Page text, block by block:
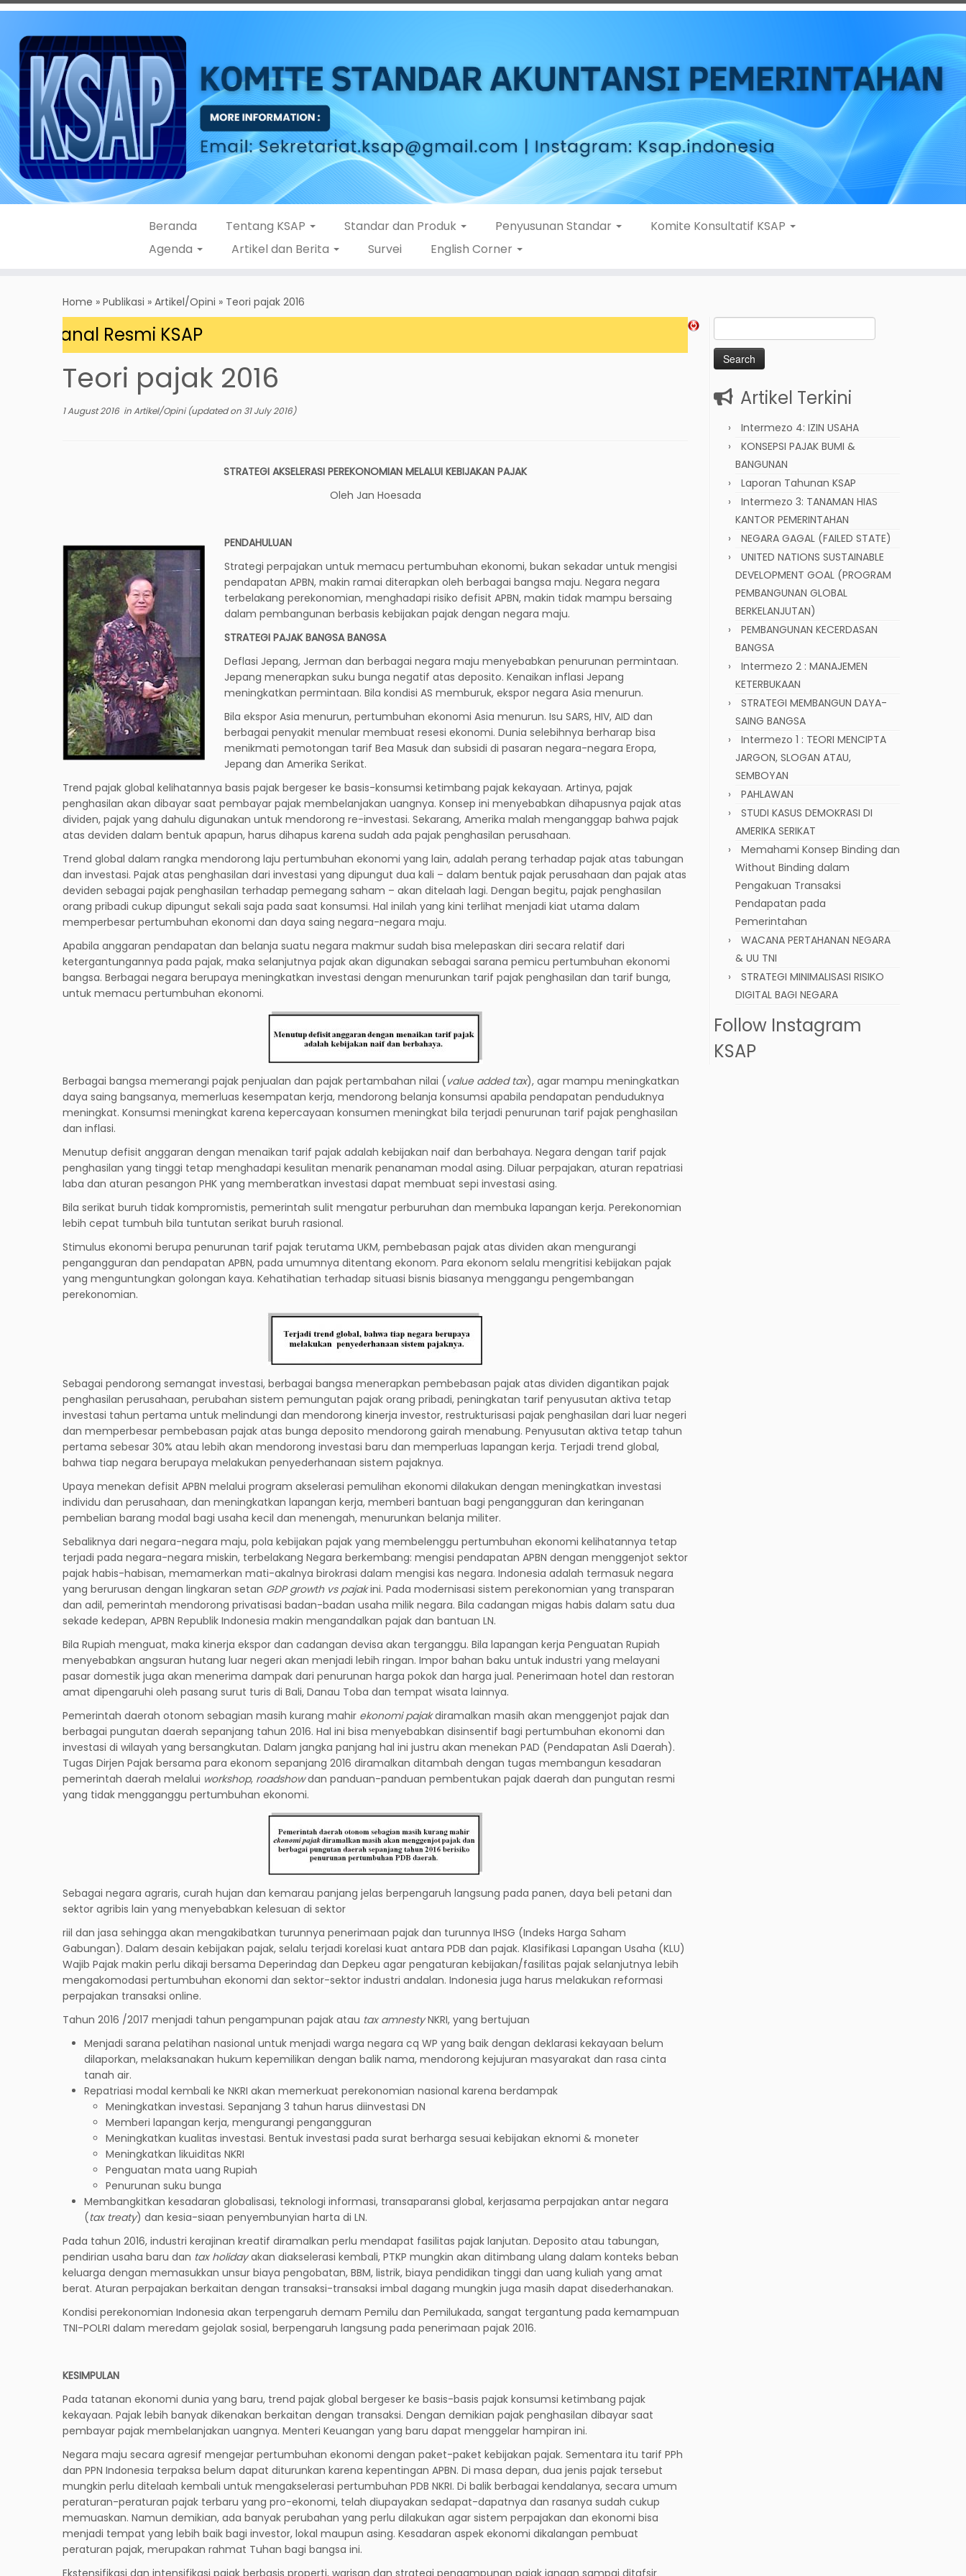
Beranda Tentang KSAP Standar dan Produk Penyusunan Standar
Komite Konsultatif KSAP
Agenda
Artikel dan Berita Survei English Corner
Home » Publikasi » Artikel/Opini » Teori pajak 2016
Resmi KSAP
Teori pajak 2016
1 August 2016inArtikel/Opini(updated on 31 July 2016)
STRATEGI AKSELERASI PEREKONOMIAN MELALUI KEBIJAKAN PAJAK
Oleh Jan Hoesada
PENDAHULUAN
Strategi perpajakan untuk memacu pertumbuhan ekonomi, bukan sekadar untuk mengisi
pendapatan APBN, makin ramai diterapkan oleh berbagai bangsa maju. Negara negara
terbelakang perekonomian, menghadapi risiko defisit APBN, makin tidak mampu bersaing
dalam pembangunan berbasis kebijakan pajak dengan negara maju.
STRATEGI PAJAK BANGSA BANGSA
Deflasi Jepang, Jerman dan berbagai negara maju menyebabkan penurunan permintaan.
Jepang menerapkan suku bunga negatif atas deposito. Kenaikan inflasi Jepang
meningkatkan permintaan. Bila kondisi AS memburuk, ekspor negara Asia menurun.
Bila ekspor Asia menurun, pertumbuhan ekonomi Asia menurun. Isu SARS, HIV, AID dan
berbagai penyakit menular membuat resesi ekonomi. Dunia selebihnya berharap bisa
menikmati pemotongan tarif Bea Masuk dan subsidi di pasaran negara-negara Eropa,
Jepang dan Amerika Serikat.
Trend pajak global kelihatannya basis pajak bergeser ke basis-konsumsi ketimbang pajak kekayaan. Artinya, pajak
penghasilan akan dibayar saat pembayar pajak membelanjakan uangnya. Konsep ini menyebabkan dihapusnya pajak atas
dividen, pajak yang dahulu digunakan untuk mendorong re-investasi. Sekarang, Amerika malah menganggap bahwa pajak
atas deviden dalam bentuk apapun, harus dihapus karena sudah ada pajak penghasilan perusahaan.
Trend global dalam rangka mendorong laju pertumbuhan ekonomi yang lain, adalah perang terhadap pajak atas tabungan
dan investasi. Pajak atas penghasilan dari investasi yang dipungut dua kali – dalam bentuk pajak perusahaan dan pajak atas
deviden sebagai pajak penghasilan terhadap pemegang saham – akan ditelaah lagi. Dengan begitu, pajak penghasilan
orang pribadi cukup dipungut sekali saja pada saat konsumsi. Hal inilah yang kini terlihat menjadi kiat utama dalam
memperbesar pertumbuhan ekonomi dan daya saing negara-negara maju.
Apabila anggaran pendapatan dan belanja suatu negara makmur sudah bisa melepaskan diri secara relatif dari
ketergantungannya pada pajak, maka selanjutnya pajak akan digunakan sebagai sarana pemicu pertumbuhan ekonomi
bangsa. Berbagai negara berupaya meningkatkan investasi dengan menurunkan tarif pajak penghasilan dan tarif bunga,
untuk memacu pertumbuhan ekonomi.
Berbagai bangsa memerangi pajak penjualan dan pajak pertambahan nilai ( value added tax), agar mampu meningkatkan
daya saing bangsanya, memerluas kesempatan kerja, mendorong belanja konsumsi apabila pendapatan penduduknya
meningkat. Konsumsi meningkat karena kepercayaan konsumen meningkat bila terjadi penurunan tarif pajak penghasilan
dan inflasi.
Menutup defisit anggaran dengan menaikan tarif pajak adalah kebijakan naif dan berbahaya. Negara dengan tarif pajak
penghasilan yang tinggi tetap menghadapi kesulitan menarik penanaman modal asing. Diluar perpajakan, aturan repatriasi
laba dan aturan pesangon PHK yang memberatkan investasi dapat membuat sepi investasi asing.
Bila serikat buruh tidak kompromistis, pemerintah sulit mengatur perburuhan dan membuka lapangan kerja. Perekonomian
lebih cepat tumbuh bila tuntutan serikat buruh rasional.
Stimulus ekonomi berupa penurunan tarif pajak terutama UKM, pembebasan pajak atas dividen akan mengurangi
pengangguran dan pendapatan APBN, pada umumnya ditentang ekonom. Para ekonom selalu mengritisi kebijakan pajak
yang menguntungkan golongan kaya. Kehatihatian terhadap situasi bisnis biasanya menggangu pengembangan
perekonomian.
Sebagai pendorong semangat investasi, berbagai bangsa menerapkan pembebasan pajak atas dividen digantikan pajak
penghasilan perusahaan, perubahan sistem pemungutan pajak orang pribadi, peningkatan tarif penyusutan aktiva tetap
investasi tahun pertama untuk melindungi dan mendorong kinerja investor, restrukturisasi pajak penghasilan dari luar negeri
dan memperbesar pembebasan pajak atas bunga deposito mendorong gairah menabung. Penyusutan aktiva tetap tahun
pertama sebesar 30% atau lebih akan mendorong investasi baru dan memperluas lapangan kerja. Terjadi trend global,
bahwa tiap negara berupaya melakukan penyederhanaan sistem pajaknya.
Upaya menekan defisit APBN melalui program akselerasi pemulihan ekonomi dilakukan dengan meningkatkan investasi
individu dan perusahaan, dan meningkatkan lapangan kerja, memberi bantuan bagi pengangguran dan keringanan
pembelian barang modal bagi usaha kecil dan menengah, menurunkan belanja militer.
Sebaliknya dari negara-negara maju, pola kebijakan pajak yang membelenggu pertumbuhan ekonomi kelihatannya tetap
terjadi pada negara-negara miskin, terbelakang Negara berkembang: mengisi pendapatan APBN dengan menggenjot sektor
pajak habis-habisan, memamerkan mati-akalnya birokrasi dalam mengisi kas negara. Indonesia adalah termasuk negara
yang berurusan dengan lingkaran setan GDP growth vs pajakini. Pada modernisasi sistem perekonomian yang transparan
dan adil, pemerintah mendorong privatisasi badan-badan usaha milik negara. Bila cadangan migas habis dalam satu dua
sekade kedepan, APBN Republik Indonesia makin mengandalkan pajak dan bantuan LN.
Bila Rupiah menguat, maka kinerja ekspor dan cadangan devisa akan terganggu. Bila lapangan kerja Penguatan Rupiah
menyebabkan angsuran hutang luar negeri akan menjadi lebih ringan. Impor bahan baku untuk industri yang melayani
pasar domestik juga akan menerima dampak dari penurunan harga pokok dan harga jual. Penerimaan hotel dan restoran
amat dipengaruhi oleh pasang surut turis di Bali, Danau Toba dan tempat wisata lainnya.
Pemerintah daerah otonom sebagian masih kurang mahir ekonomi pajakdiramalkan masih akan menggenjot pajak dan
berbagai pungutan daerah sepanjang tahun 2016. Hal ini bisa menyebabkan disinsentif bagi pertumbuhan ekonomi dan
investasi di wilayah yang bersangkutan. Dalam jangka panjang hal ini justru akan menekan PAD (Pendapatan Asli Daerah).
Tugas Dirjen Pajak bersama para ekonom sepanjang 2016 diramalkan ditambah dengan tugas membangun kesadaran
pemerintah daerah melalui workshop, roadshowdan panduan-panduan pembentukan pajak daerah dan pungutan resmi
yang tidak mengganggu pertumbuhan ekonomi.
Sebagai negara agraris, curah hujan dan kemarau panjang jelas berpengaruh langsung pada panen, daya beli petani dan
sektor agribis lain yang menyebabkan kelesuan di sektor
riil dan jasa sehingga akan mengakibatkan turunnya penerimaan pajak dan turunnya IHSG (Indeks Harga Saham
Gabungan). Dalam desain kebijakan pajak, selalu terjadi korelasi kuat antara PDB dan pajak. Klasifikasi Lapangan Usaha (KLU)
Wajib Pajak makin perlu dikaji bersama Deperindag dan Depkeu agar pengaturan kebijakan/fasilitas pajak selanjutnya lebih
mengakomodasi pertumbuhan ekonomi dan sektor-sektor industri andalan. Indonesia juga harus melakukan reformasi
perpajakan transaksi online.
Tahun 2016 /2017 menjadi tahun pengampunan pajak atau tax amnestyNKRI, yang bertujuan
Menjadi sarana pelatihan nasional untuk menjadi warga negara cq WP yang baik dengan deklarasi kekayaan belum
dilaporkan, melaksanakan hukum kepemilikan dengan balik nama, mendorong kejujuran masyarakat dan rasa cinta
tanah air.
Repatriasi modal kembali ke NKRI akan memerkuat perekonomian nasional karena berdampak
Meningkatkan investasi. Sepanjang 3 tahun harus diinvestasi DN
Memberi lapangan kerja, mengurangi pengangguran
Meningkatkan kualitas investasi. Bentuk investasi pada surat berharga sesuai kebijakan eknomi & moneter
Meningkatkan likuiditas NKRI
Penguatan mata uang Rupiah
Penurunan suku bunga
Membangkitkan kesadaran globalisasi, teknologi informasi, transaparansi global, kerjasama perpajakan antar negara
(tax treaty) dan kesia-siaan penyembunyian harta di LN.
Pada tahun 2016, industri kerajinan kreatif diramalkan perlu mendapat fasilitas pajak lanjutan. Deposito atau tabungan,
pendirian usaha baru dan tax holidayakan diakselerasi kembali, PTKP mungkin akan ditimbang ulang dalam konteks beban
keluarga dengan memasukkan unsur biaya pengobatan, BBM, listrik, biaya pendidikan tinggi dan uang kuliah yang amat
berat. Aturan perpajakan berkaitan dengan transaksi-transaksi imbal dagang mungkin juga masih dapat disederhanakan.
Kondisi perekonomian Indonesia akan terpengaruh demam Pemilu dan Pemilukada, sangat tergantung pada kemampuan
TNI-POLRI dalam meredam gejolak sosial, berpengaruh langsung pada penerimaan pajak 2016.
KESIMPULAN
Pada tatanan ekonomi dunia yang baru, trend pajak global bergeser ke basis-basis pajak konsumsi ketimbang pajak
kekayaan. Pajak lebih banyak dikenakan berkaitan dengan transaksi. Dengan demikian pajak penghasilan dibayar saat
pembayar pajak membelanjakan uangnya. Menteri Keuangan yang baru dapat menggelar hampiran ini.
Negara maju secara agresif mengejar pertumbuhan ekonomi dengan paket-paket kebijakan pajak. Sementara itu tarif PPh
dan PPN Indonesia terpaksa belum dapat diturunkan karena kepentingan APBN. Di masa depan, dua jenis pajak tersebut
mungkin perlu ditelaah kembali untuk mengakselerasi pertumbuhan PDB NKRI. Di balik berbagai kendalanya, secara umum
peraturan-peraturan pajak terbaru yang pro-ekonomi, telah diupayakan sedapat-dapatnya dan rasanya sudah cukup
memuaskan. Namun demikian, ada banyak perubahan yang perlu dilakukan agar sistem perpajakan dan ekonomi bisa
menjadi tempat yang lebih baik bagi investor, lokal maupun asing. Kesadaran aspek ekonomi dikalangan pembuat
peraturan pajak, merupakan rahmat Tuhan bagi bangsa ini.
Search
for:
Artikel Terkini
Intermezo 4: IZIN USAHA
KONSEPSI PAJAK BUMI &
BANGUNAN
Laporan Tahunan KSAP
Intermezo 3: TANAMAN HIAS
KANTOR PEMERINTAHAN
NEGARA GAGAL (FAILED STATE)
UNITED NATIONS SUSTAINABLE
DEVELOPMENT GOAL (PROGRAM
PEMBANGUNAN GLOBAL
BERKELANJUTAN)
PEMBANGUNAN KECERDASAN
BANGSA
Intermezo 2 : MANAJEMEN
KETERBUKAAN
STRATEGI MEMBANGUN DAYA-
SAING BANGSA
Intermezo 1 : TEORI MENCIPTA
JARGON, SLOGAN ATAU,
SEMBOYAN
PAHLAWAN
STUDI KASUS DEMOKRASI DI
AMERIKA SERIKAT
Memahami Konsep Binding dan
Without Binding dalam
Pengakuan Transaksi
Pendapatan pada
Pemerintahan
WACANA PERTAHANAN NEGARA
& UU TNI
STRATEGI MINIMALISASI RISIKO
DIGITAL BAGI NEGARA
Follow Instagram
KSAP